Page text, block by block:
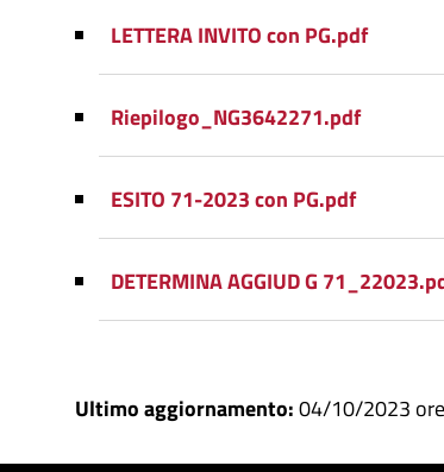
LETTERA INVITO con PG.pdf
Riepilogo_NG3642271.pdf
ESITO 71-2023 con PG.pdf
DETERMINA AGGIUD G
Ultimo aggiornamento:04/10/2023